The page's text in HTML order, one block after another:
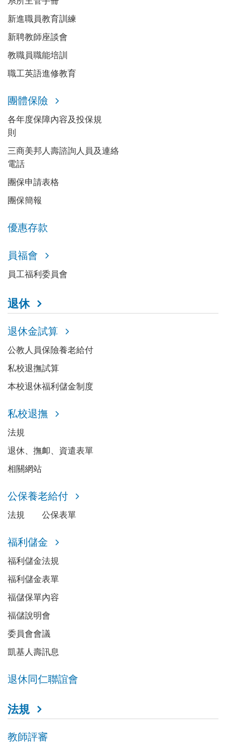
新進職員教育訓練
新聘教師座談會
教職員職能培訓
職工英語進修教育
團體保險
各年度保障內容及投保規
則
三商美邦人壽諮詢人員及連絡
電話
團保申請表格
團保簡報
優惠存款
員福會
員工福利委員會
退休
退休金試算
公教人員保險養老給付
私校退撫試算
本校退休福利儲金制度
私校退撫
法規
退休、撫卹、資遣表單
相關網站
公保養老給付
法規 公保表單
福利儲金
福利儲金法規
福利儲金表單
福儲保單內容
福儲說明會
委員會會議
凱基人壽訊息
退休同仁聯誼會
法規
教師評審